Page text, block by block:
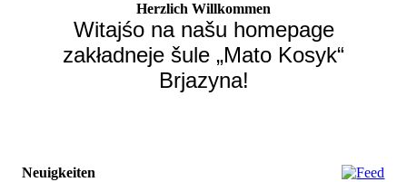
Herzlich Willkommen
Witajśo na našu homepage
zakładneje šule „Mato Kosyk“
Brjazyna!
Neuigkeiten